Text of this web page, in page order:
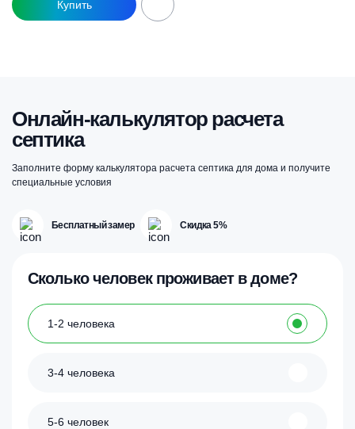
Онлайн-калькулятор расчета
септика
Заполните форму калькулятора расчета септика для дома и получите
специальные условия
Бесплатный замер Скидка 5%
Сколько человек проживает в доме?
1-2 человека
3-4 человека
5-6 человек